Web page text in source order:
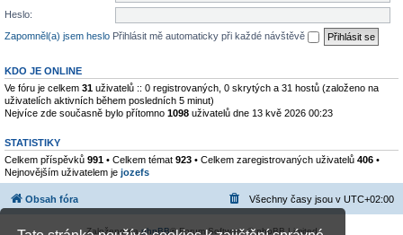
Heslo:
Zapomněl(a) jsem heslo Přihlásit mě automaticky při každé návštěvě
KDO JE ONLINE
Ve fóru je celkem 31 uživatelů :: 0 registrovaných, 0 skrytých a 31 hostů (založeno na
uživatelích aktivních během posledních 5 minut)
Nejvíce zde současně bylo přítomno 1098 uživatelů dne 13 kvě 2026 00:23
STATISTIKY
Celkem příspěvků 991 • Celkem témat 923 • Celkem zaregistrovaných uživatelů 406 •
Nejnovějším uživatelem je jozefs
Obsah fóra Všechny časy jsou v UTC+02:00
Založeno naphpBB® Forum Software © phpBB Limited